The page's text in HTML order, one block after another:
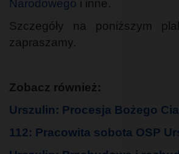
Narodowego i inne.
Szczegóły na poniższym
zapraszamy.
Zobacz również:
Urszulin: Procesja Bożego
112: Pracowita sobota OSP